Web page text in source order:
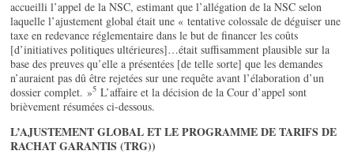
accueilli l’appel de la NSC, estimant que l’allégation de la NSC selon
laquelle l’ajustement global était une « tentative colossale de déguiser une
taxe en redevance réglementaire dans le but de financer les coûts
[d’initiatives politiques ultérieures]…était suffisamment plausible sur la
base des preuves qu’elle a présentées [de telle sorte] que les demandes
n’auraient pas dû être rejetées sur une requête avant l’élaboration d’un
dossier complet. »5 L’affaire et la décision de la Cour d’appel sont
brièvement résumées ci-dessous.
L’AJUSTEMENT GLOBAL ET LE PROGRAMME DE TARIFS DE
RACHAT GARANTIS (TRG))